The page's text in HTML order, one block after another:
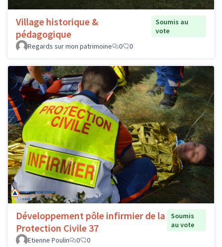
Village historique &
pédagogique
Soumis au
vote
Regards sur mon patrimoine
0 0
Développement pôle infirmier de la
Protection Civile 37
Soumis
au vote
Etienne Poulin
0 0